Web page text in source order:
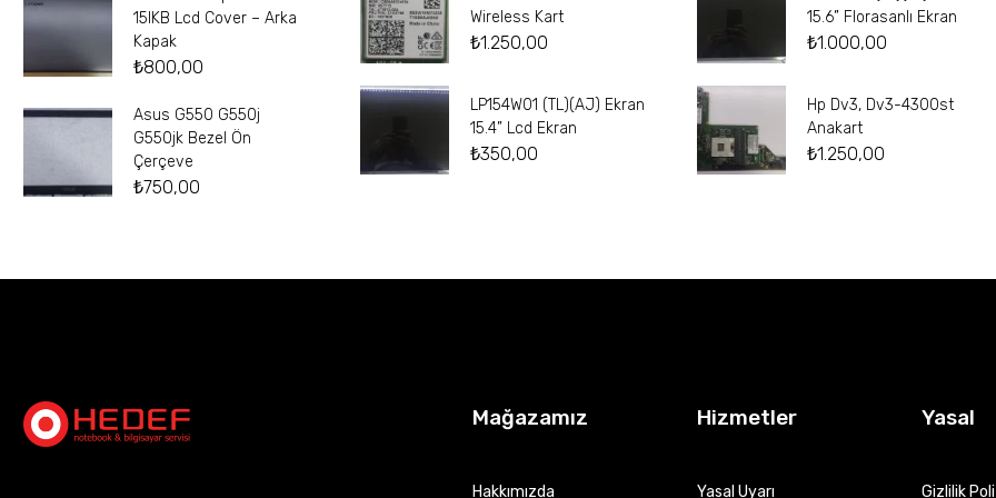
15IKB Lcd Cover – Arka
Kapak
₺800,00
Asus G550 G550j
G550jk Bezel Ön
Çerçeve
₺750,00
Wireless Kart
₺1.250,00
LP154W01 (TL)(AJ) Ekran
15.4” Lcd Ekran
₺350,00
15.6” Florasanlı Ekran
₺1.000,00
Hp Dv3, Dv3-4300st
Anakart
₺1.250,00
Mağazamız
Hakkımızda
Hizmetler
Yasal Uyarı
Yasal
Gizlilik